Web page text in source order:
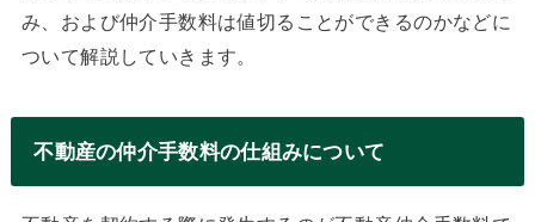
み、および仲介手数料は値切ることができるのかなどに
ついて解説していきます。
不動産の仲介手数料の仕組みについて